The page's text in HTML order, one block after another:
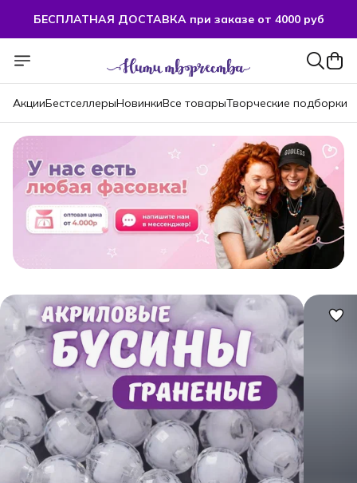
БЕСПЛАТНАЯ ДОСТАВКА при заказе от 4000 руб
БЕСПЛАТНАЯ ДОСТАВКА при заказе от 4000 руб
АкцииБестселлерыНовинкиВсе товарыТворческие подборки